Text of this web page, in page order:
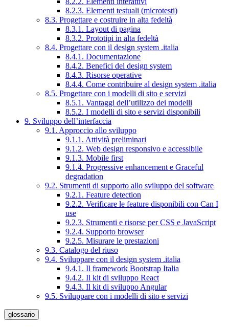
8.2.3. Elementi testuali (microtesti)
8.3. Progettare e costruire in alta fedeltà
8.3.1. Layout di pagina
8.3.2. Prototipi in alta fedeltà
8.4. Progettare con il design system .italia
8.4.1. Documentazione
8.4.2. Benefici del design system
8.4.3. Risorse operative
8.4.4. Come contribuire al design system .italia
8.5. Progettare con i modelli di sito e servizi
8.5.1. Vantaggi dell’utilizzo dei modelli
8.5.2. I modelli di sito e servizi disponibili
9. Sviluppo dell’interfaccia
9.1. Approccio allo sviluppo
9.1.1. Attività preliminari
9.1.2. Web design responsivo e accessibile
9.1.3. Mobile first
9.1.4. Progressive enhancement e Graceful
degradation
9.2. Strumenti di supporto allo sviluppo del software
9.2.1. Feature detection
9.2.2. Verificare le feature disponibili con Can I
use
9.2.3. Strumenti e risorse per CSS e JavaScript
9.2.4. Supporto browser
9.2.5. Misurare le prestazioni
9.3. Catalogo del riuso
9.4. Sviluppare con il design system .italia
9.4.1. Il framework Bootstrap Italia
9.4.2. Il kit di sviluppo React
9.4.3. Il kit di sviluppo Angular
9.5. Sviluppare con i modelli di sito e servizi
glossario